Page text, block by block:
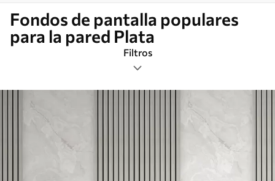
Fondos de pantalla populares
para la pared Plata
Filtros
Etiquetas